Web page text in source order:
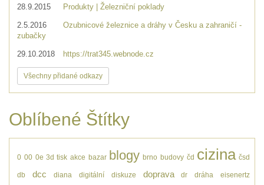
28.9.2015 Produkty | Železniční poklady
2.5.2016
Ozubnicové železnice a dráhy v Česku a zahraničí -
zubačky
29.10.2018 https://trat345.webnode.cz
Všechny přidané odkazy
Oblíbené Štítky
0 00 0e 3d tisk akce bazar blogy brno budovy čd cizina čsd
db dcc diana digitální diskuze doprava dr dráha eisenertz